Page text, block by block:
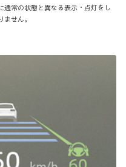
常の状態と異なる表示・点灯をし
せん。